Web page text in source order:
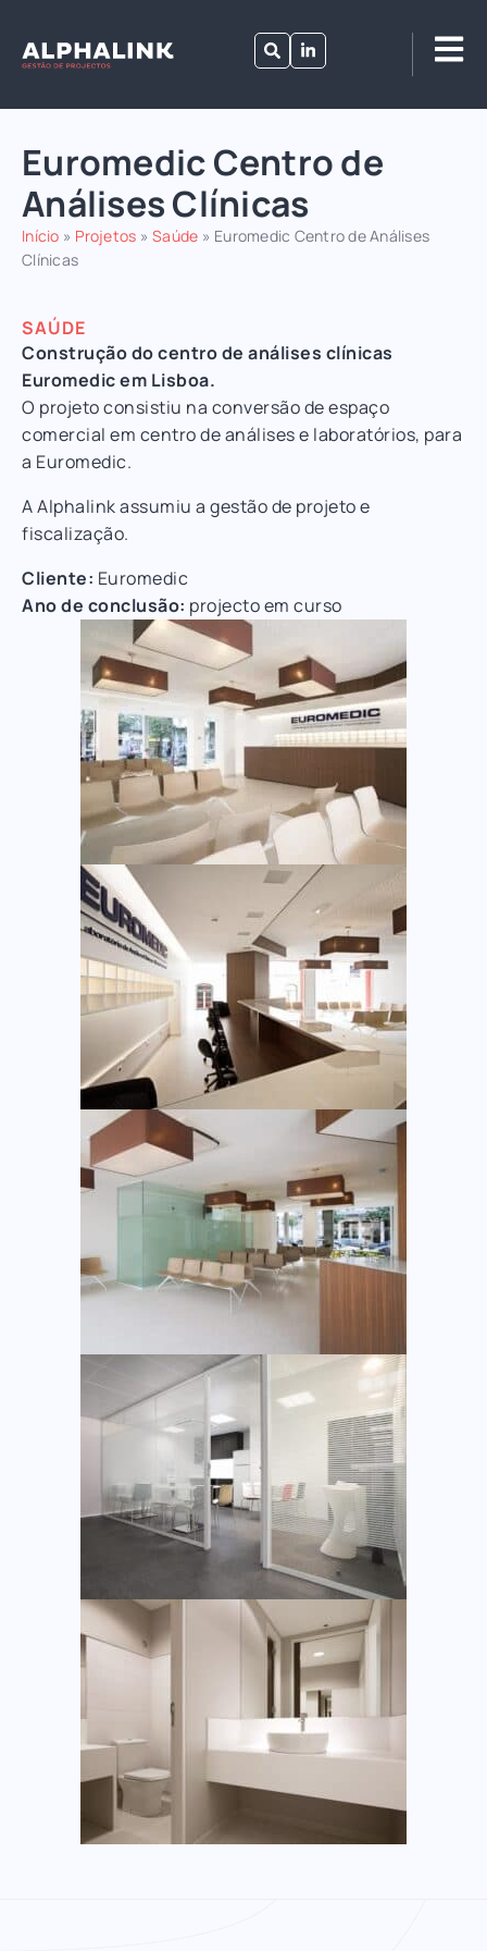
Euromedic Centro de
Análises Clínicas
Início » Projetos » Saúde » Euromedic Centro de Análises
Clínicas
SAÚDE
Construção do centro de análises clínicas
Euromedic em Lisboa.
O projeto consistiu na conversão de espaço
comercial em centro de análises e laboratórios, para
a Euromedic.
A Alphalink assumiu a gestão de projeto e
fiscalização.
Cliente: Euromedic
Ano de conclusão: projecto em curso